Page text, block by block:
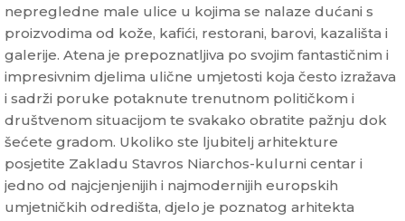
nepregledne male ulice u kojima se nalaze dućani s
proizvodima od kože, kafići, restorani, barovi, kazališta i
galerije. Atena je prepoznatljiva po svojim fantastičnim i
impresivnim djelima ulične umjetosti koja često izražava
i sadrži poruke potaknute trenutnom političkom i
društvenom situacijom te svakako obratite pažnju dok
šećete gradom. Ukoliko ste ljubitelj arhitekture
posjetite Zakladu Stavros Niarchos-kulurni centar i
jedno od najcjenjenijih i najmodernijih europskih
umjetničkih odredišta, djelo je poznatog arhitekta